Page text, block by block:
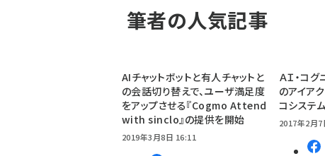
筆者の人気記事
AIチャットボットと有人チャットと
の会話切り替えで、ユーザ満足度
をアップさせる『Cogmo Attend
with sinclo』の提供を開始
2019年3月8日 16:11
ＡＩ・コ
のアイア
コシステ
2017年2月